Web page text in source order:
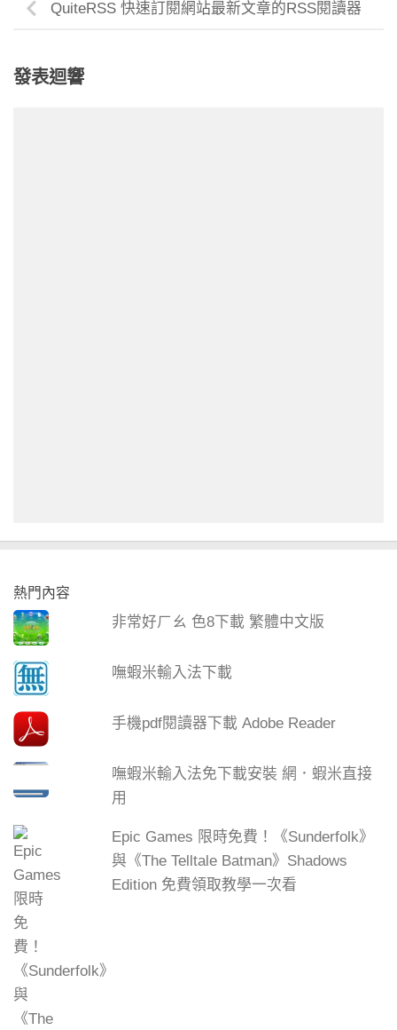
QuiteRSS 快速訂閱網站最新文章的RSS閱讀器
發表迴響
熱門內容
非常好ㄏㄠ 色8下載 繁體中文版
嘸蝦米輸入法下載
手機pdf閱讀器下載 Adobe Reader
嘸蝦米輸入法免下載安裝 網．蝦米直接
用
Epic Games 限時免費！《Sunderfolk》
與《The Telltale Batman》Shadows
Edition 免費領取教學一次看